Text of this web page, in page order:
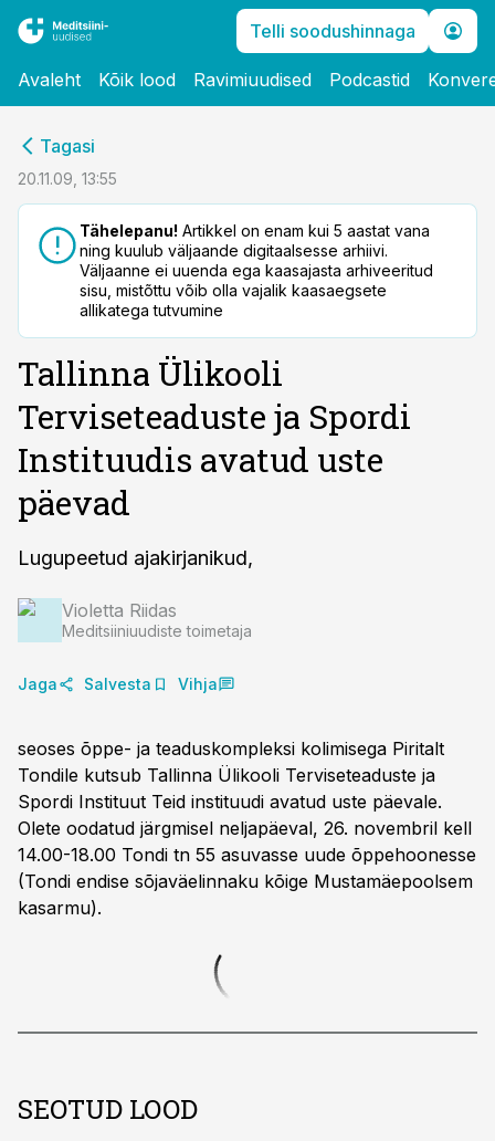
Telli soodushinnaga
Avaleht Kõik lood Ravimiuudised Podcastid
Tagasi
20.11.09, 13:55
Tähelepanu! Artikkel on enam kui 5 aastat vana
ning kuulub väljaande digitaalsesse arhiivi.
Väljaanne ei uuenda ega kaasajasta arhiveeritud
sisu, mistõttu võib olla vajalik kaasaegsete
allikatega tutvumine
Tallinna Ülikooli
Terviseteaduste ja Spordi
Instituudis avatud uste
päevad
Lugupeetud ajakirjanikud,
Violetta Riidas
Meditsiiniuudiste toimetaja
Jaga Salvesta Vihja
seoses õppe- ja teaduskompleksi kolimisega Piritalt
Tondile kutsub Tallinna Ülikooli Terviseteaduste ja
Spordi Instituut Teid instituudi avatud uste päevale.
Olete oodatud järgmisel neljapäeval, 26. novembril kell
14.00-18.00 Tondi tn 55 asuvasse uude õppehoonesse
(Tondi endise sõjaväelinnaku kõige Mustamäepoolsem
kasarmu).
SEOTUD LOOD